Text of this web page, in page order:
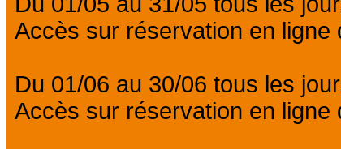
Accès sur réservation en ligne
Du 01/06 au 30/06 tous les
Accès sur réservation en ligne